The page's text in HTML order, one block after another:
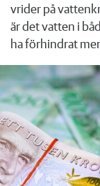
vrider på
är det vatten i
ha förhindrat